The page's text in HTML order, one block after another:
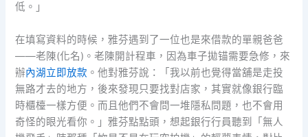
低。」
在填寫資料的時候，雅芬遇到了一位也是來借款的單親爸爸
——老陳(化名)。老陳開計程車，因為車子拋锚需要急修，來
辦內湖立即放款 。他對雅芬說：「我以前也覺得當舖是走投
無路才去的地方，後來發現只要找對店家，其實就像銀行臨
時櫃檯一樣方便。而且他們不會問一堆隱私問題，也不會用
奇怪的眼光看你。」雅芬點點頭，想起銀行行員聽到「無人